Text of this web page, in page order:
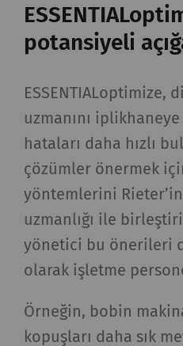
potansiyeli
ESSENTIALoptimize,
uzmanını
hataları daha hızlı
çözümler önermek
yöntemlerini
uzmanlığı ile
yönetici bu önerileri
olarak işletme
Örneğin, bobin
kopuşları daha sık